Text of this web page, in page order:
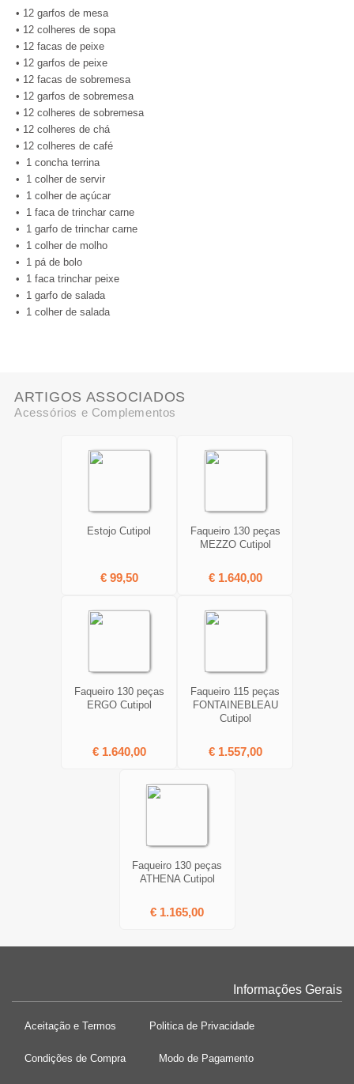
• 12 garfos de mesa
• 12 colheres de sopa
• 12 facas de peixe
• 12 garfos de peixe
• 12 facas de sobremesa
• 12 garfos de sobremesa
• 12 colheres de sobremesa
• 12 colheres de chá
• 12 colheres de café
• 1 concha terrina
• 1 colher de servir
• 1 colher de açúcar
• 1 faca de trinchar carne
• 1 garfo de trinchar carne
• 1 colher de molho
• 1 pá de bolo
• 1 faca trinchar peixe
• 1 garfo de salada
• 1 colher de salada
ARTIGOS ASSOCIADOS
Acessórios e Complementos
Estojo Cutipol
€ 99,50
Faqueiro 130 peças
MEZZO Cutipol
€ 1.640,00
Faqueiro 130 peças
ERGO Cutipol
€ 1.640,00
Faqueiro 115 peças
FONTAINEBLEAU
Cutipol
€ 1.557,00
Faqueiro 130 peças
ATHENA Cutipol
€ 1.165,00
Informações Gerais
Aceitação e Termos Politica de Privacidade
Condições de Compra Modo de Pagamento